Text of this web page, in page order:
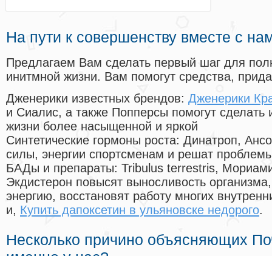
На пути к совершенству вместе с
Предлагаем Вам сделать первый шаг для
инитмной жизни. Вам помогут средства,
Дженерики известных брендов: Дженерики
и Сиалис, а также Попперсы помогут
жизни более насыщенной и яркой
Синтетические гормоны роста: Динатроп,
силы, энергии спортсменам и решат
БАДы и препараты: Tribulus terrestris,
Экдистерон повысят выносливость
энергию, восстановят работу многих
и, Купить дапоксетин в ульяновске недорого.
Несколько причино объясняющих